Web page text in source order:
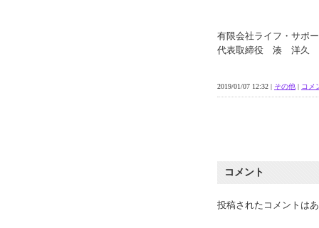
有限会社ライフ・サポ
代表取締役 湊 洋久
2019/01/07 12:32 | その他 コメ
コメント
投稿されたコメントは